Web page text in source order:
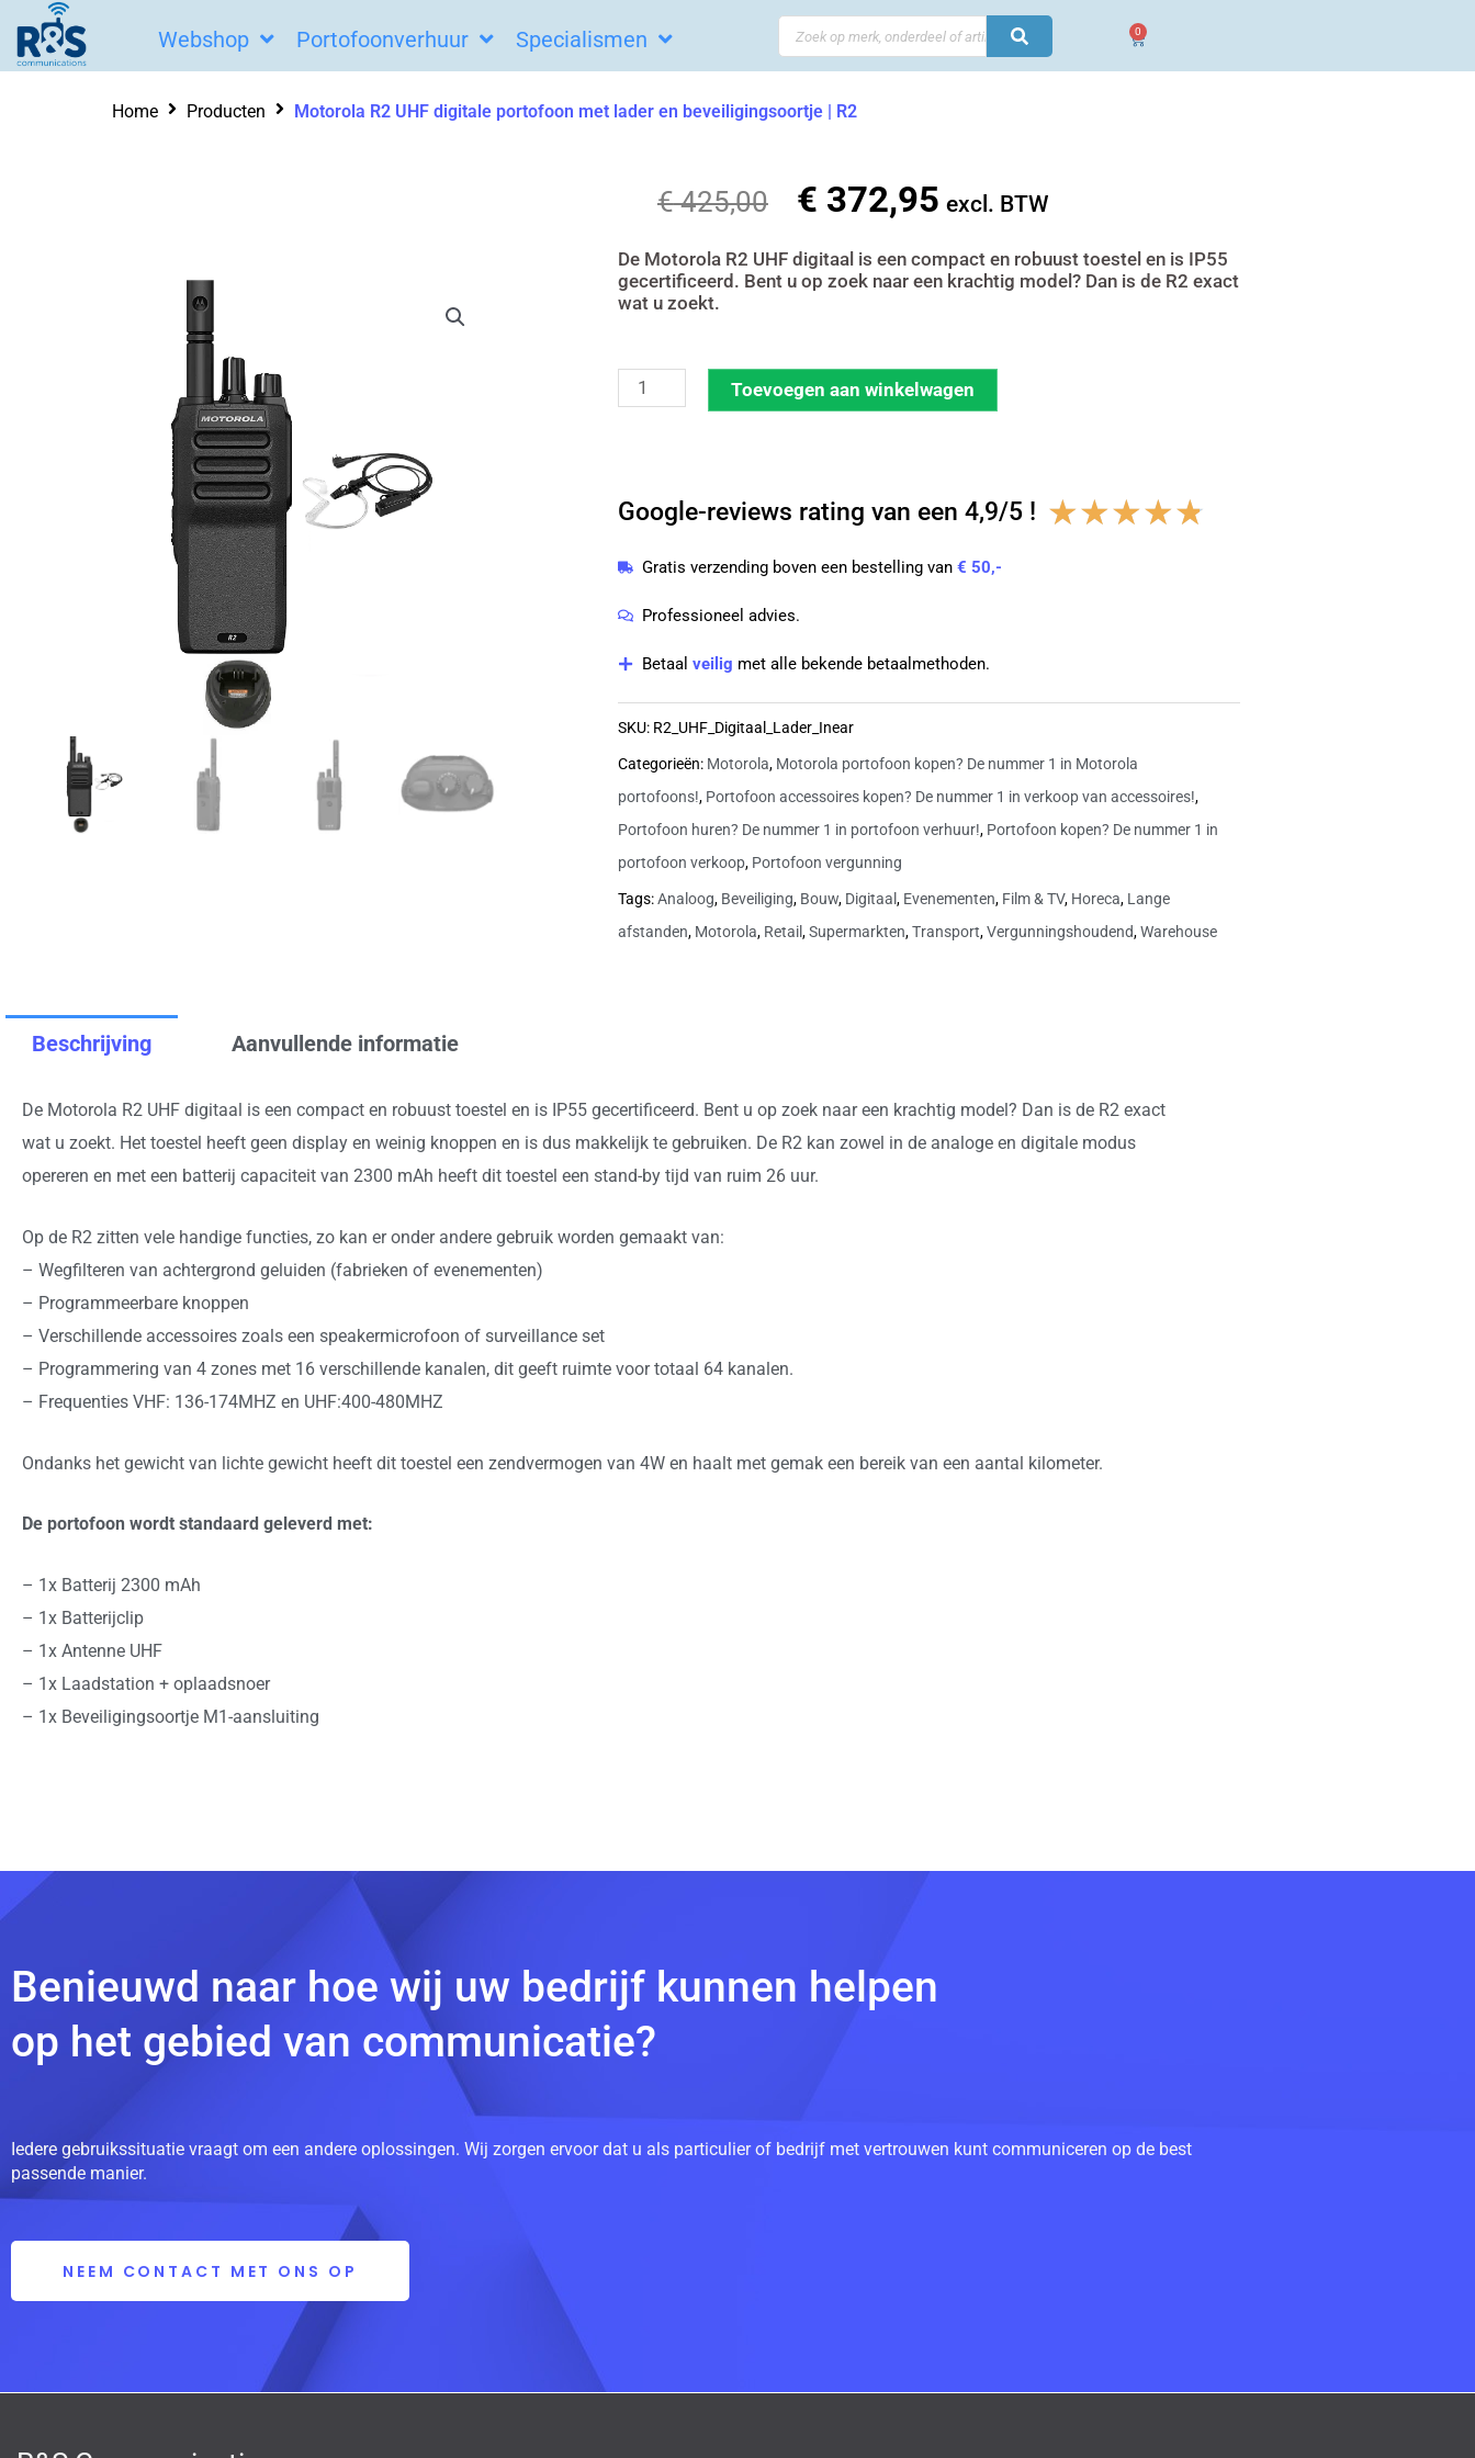
naar
Webshop Portofoonverhuur Specialismen
Search
...
0
Winkelwagen
Home Producten Motorola R2 UHF digitale portofoon met lader en beveiligingsoortje | R2
€425,00
Oorspronkelijke
was:
€ 425,00.
€ 372,95Huidige
is:
€ 372,95.
excl. BTW
De Motorola R2 UHF digitaal is een compact en robuust toestel en is IP55
gecertificeerd. Bent u op zoek naar een krachtig model? Dan is de R2 exact
wat u zoekt.
Motorola
portofoon
lader
en
Toevoegen aan winkelwagen
Google-reviews rating van een 4,9/5 ! ★★★★★
Gratis verzending boven een bestelling van€ 50,-
Professioneel advies.
Betaalveilig met alle bekende betaalmethoden.
SKU: R2_UHF_Digitaal_Lader_Inear
Categorieën: Motorola, Motorola portofoon kopen? De nummer 1 in Motorola
portofoons!, Portofoon accessoires kopen? De nummer 1 in verkoop van accessoires!,
Portofoon huren? De nummer 1 in portofoon verhuur!, Portofoon kopen? De nummer 1 in
portofoon verkoop, Portofoon vergunning
Tags:Analoog, Beveiliging, Bouw, Digitaal, Evenementen, Film & TV, Horeca, Lange
afstanden, Motorola, Retail,Supermarkten,Transport,Vergunningshoudend,Warehouse
Beschrijving Aanvullende informatie
De Motorola R2 UHF digitaal is een compact en robuust toestel en is IP55 gecertificeerd. Bent u op zoek naar een krachtig model? Dan is de R2 exact
wat u zoekt. Het toestel heeft geen display en weinig knoppen en is dus makkelijk te gebruiken. De R2 kan zowel in de analoge en digitale modus
opereren en met een batterij capaciteit van 2300 mAh heeft dit toestel een stand-by tijd van ruim 26 uur.
Op de R2 zitten vele handige functies, zo kan er onder andere gebruik worden gemaakt van:
– Wegfilteren van achtergrond geluiden (fabrieken of evenementen)
– Programmeerbare knoppen
– Verschillende accessoires zoals een speakermicrofoon of surveillance set
– Programmering van 4 zones met 16 verschillende kanalen, dit geeft ruimte voor totaal 64 kanalen.
– Frequenties VHF: 136-174MHZ en UHF:400-480MHZ
Ondanks het gewicht van lichte gewicht heeft dit toestel een zendvermogen van 4W en haalt met gemak een bereik van een aantal kilometer.
De portofoon wordt standaard geleverd met:
– 1x Batterij 2300 mAh
– 1x Batterijclip
– 1x Antenne UHF
– 1x Laadstation + oplaadsnoer
– 1x Beveiligingsoortje M1-aansluiting
Benieuwd naar hoe wij uw bedrijf kunnen helpen
op het gebied van communicatie?
Iedere gebruikssituatie vraagt om een andere oplossingen. Wij zorgen ervoor dat u als particulier of bedrijf met vertrouwen kunt communiceren op de best
passende manier.
NEEM CONTACT MET ONS OP